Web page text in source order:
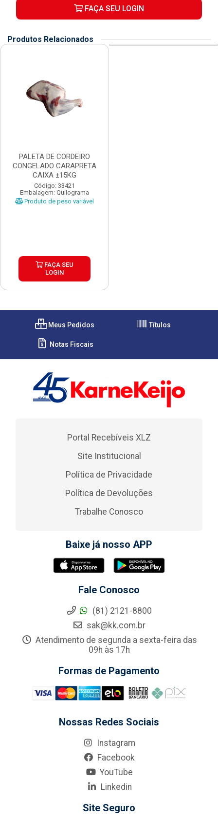
FAÇA SEU LOGIN
Produtos Relacionados
PALETA DE CORDEIRO
CONGELADO CARAPRETA
CAIXA ±15KG
Código: 33421
Embalagem: Quilograma
Produto de peso variável
FAÇA SEU
LOGIN
Meus Pedidos Títulos
Notas Fiscais
Portal Recebíveis XLZ
Site Institucional
Política de Privacidade
Política de Devoluções
Trabalhe Conosco
Baixe já nosso APP
Fale Conosco
(81) 2121-8800
sak@kk.com.br
Atendimento de segunda a sexta-feira das
09h às 17h
Formas de Pagamento
Nossas Redes Sociais
Instagram
Facebook
YouTube
Linkedin
Site Seguro